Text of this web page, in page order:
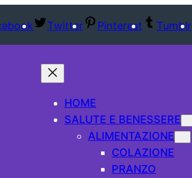
Twitter Pinterest Tumblr
HOME
SALUTE E BENESSERE
ALIMENTAZIONE
COLAZIONE
PRANZO